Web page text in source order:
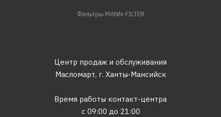
Фильтры MANN-FILTER
Центр продаж и обслуживания
Масломарт, г. Ханты-Мансийск
Время работы контакт-центра
с 09:00 до 21:00